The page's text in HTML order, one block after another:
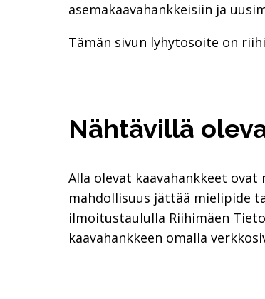
asemakaavahankkeisiin ja
Tämän sivun lyhytosoite on
Nähtävillä
Alla olevat kaavahankkeet
mahdollisuus jättää mielipide
ilmoitustaululla Riihimäen
kaavahankkeen omalla